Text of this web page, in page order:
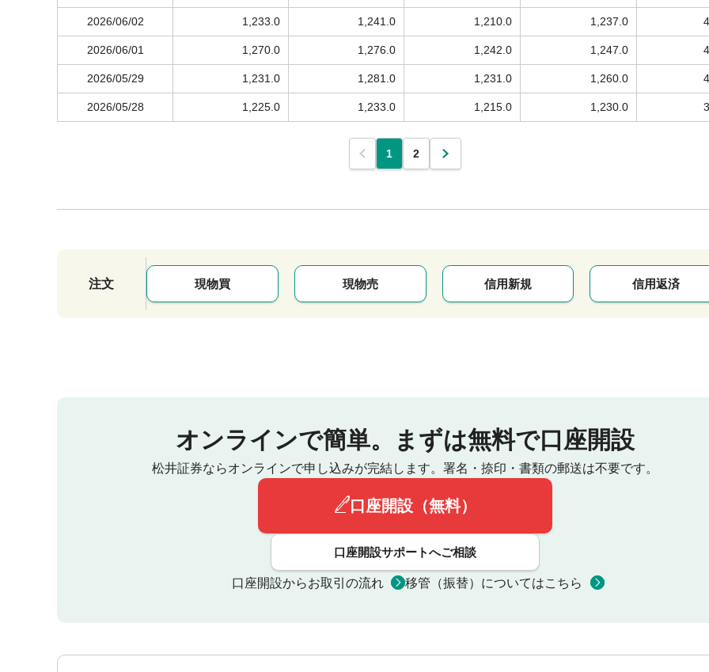
2026/06/02 1,233.0 1,241.0 1,210.0 1,237.0
2026/06/01 1,270.0 1,276.0 1,242.0 1,247.0
2026/05/29 1,231.0 1,281.0 1,231.0 1,260.0
2026/05/28 1,225.0 1,233.0 1,215.0 1,230.0
1 2
注文 現物買 現物売 信用新規 信用返済
オンラインで簡単。 まずは無料で口座開設
松井証券ならオンラインで申し込みが完結します。 署名・捺印・書類の郵送は不要です。
口座開設（無料）
口座開設サポートへご相談
口座開設からお取引の流れ 移管（振替）についてはこちら